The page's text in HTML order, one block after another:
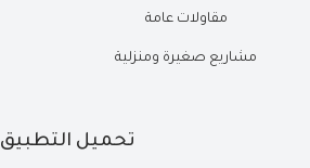
مقاولات عامة
مشاريع صغيرة ومنزلية
تحميل التطبيق